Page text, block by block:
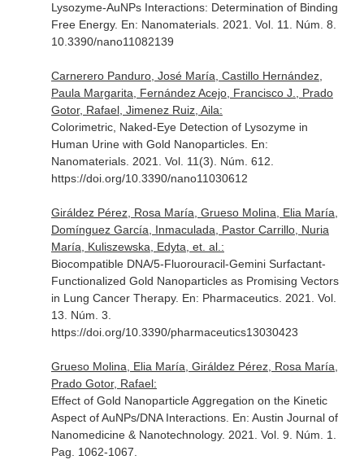
Lysozyme-AuNPs Interactions: Determination of Binding
Free Energy. En: Nanomaterials. 2021. Vol. 11. Núm. 8.
10.3390/nano11082139
Carnerero Panduro, José María, Castillo Hernández,
Paula Margarita, Fernández Acejo, Francisco J., Prado
Gotor, Rafael, Jimenez Ruiz, Aila:
Colorimetric, Naked-Eye Detection of Lysozyme in
Human Urine with Gold Nanoparticles. En:
Nanomaterials. 2021. Vol. 11(3). Núm. 612.
https://doi.org/10.3390/nano11030612
Giráldez Pérez, Rosa María, Grueso Molina, Elia María,
Domínguez García, Inmaculada, Pastor Carrillo, Nuria
María, Kuliszewska, Edyta, et. al.:
Biocompatible DNA/5-Fluorouracil-Gemini Surfactant-
Functionalized Gold Nanoparticles as Promising Vectors
in Lung Cancer Therapy. En: Pharmaceutics. 2021. Vol.
13. Núm. 3.
https://doi.org/10.3390/pharmaceutics13030423
Grueso Molina, Elia María, Giráldez Pérez, Rosa María,
Prado Gotor, Rafael:
Effect of Gold Nanoparticle Aggregation on the Kinetic
Aspect of AuNPs/DNA Interactions. En: Austin Journal of
Nanomedicine & Nanotechnology. 2021. Vol. 9. Núm. 1.
Pag. 1062-1067.